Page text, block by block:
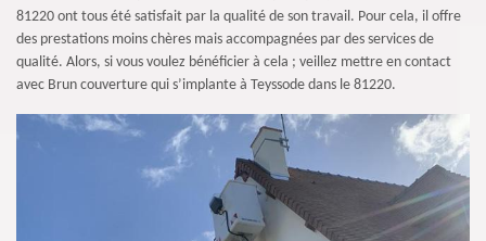
81220 ont tous été satisfait par la qualité de son travail. Pour cela, il offre
des prestations moins chères mais accompagnées par des services de
qualité. Alors, si vous voulez bénéficier à cela ; veillez mettre en contact
avec Brun couverture qui s’implante à Teyssode dans le 81220.